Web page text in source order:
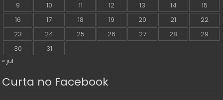
9
10 11 12 13 14
15
16
17 18 19 20 21
22
23
24 25 26 27 28
29
30
31
« jul
Curta no Facebook